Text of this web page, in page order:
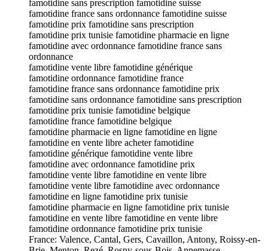
famotidine sans prescription famotidine suisse
famotidine france sans ordonnance famotidine suisse
famotidine prix famotidine sans prescription
famotidine prix tunisie famotidine pharmacie en ligne
famotidine avec ordonnance famotidine france sans
ordonnance
famotidine vente libre famotidine générique
famotidine ordonnance famotidine france
famotidine france sans ordonnance famotidine prix
famotidine sans ordonnance famotidine sans prescription
famotidine prix tunisie famotidine belgique
famotidine france famotidine belgique
famotidine pharmacie en ligne famotidine en ligne
famotidine en vente libre acheter famotidine
famotidine générique famotidine vente libre
famotidine avec ordonnance famotidine prix
famotidine vente libre famotidine en vente libre
famotidine vente libre famotidine avec ordonnance
famotidine en ligne famotidine prix tunisie
famotidine pharmacie en ligne famotidine prix tunisie
famotidine en vente libre famotidine en vente libre
famotidine ordonnance famotidine prix tunisie
France: Valence, Cantal, Gers, Cavaillon, Antony, Roissy-en-